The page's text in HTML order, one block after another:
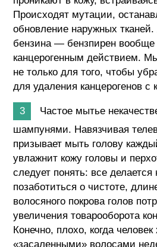
Происходят мутации,
обновление наружных тканей.
бензина — бензпирен вообще
канцерогенным действием.
не только для того, чтобы
для удаления канцерогенов с
Частое мытье
шампунями. Навязчивая
призывает мыть голову
увлажнит кожу головы и
следует понять: все
позаботиться о чистоте,
волосяного покрова голов
увеличения товарооборота
Конечно, плохо, когда
«засаленными» волосами